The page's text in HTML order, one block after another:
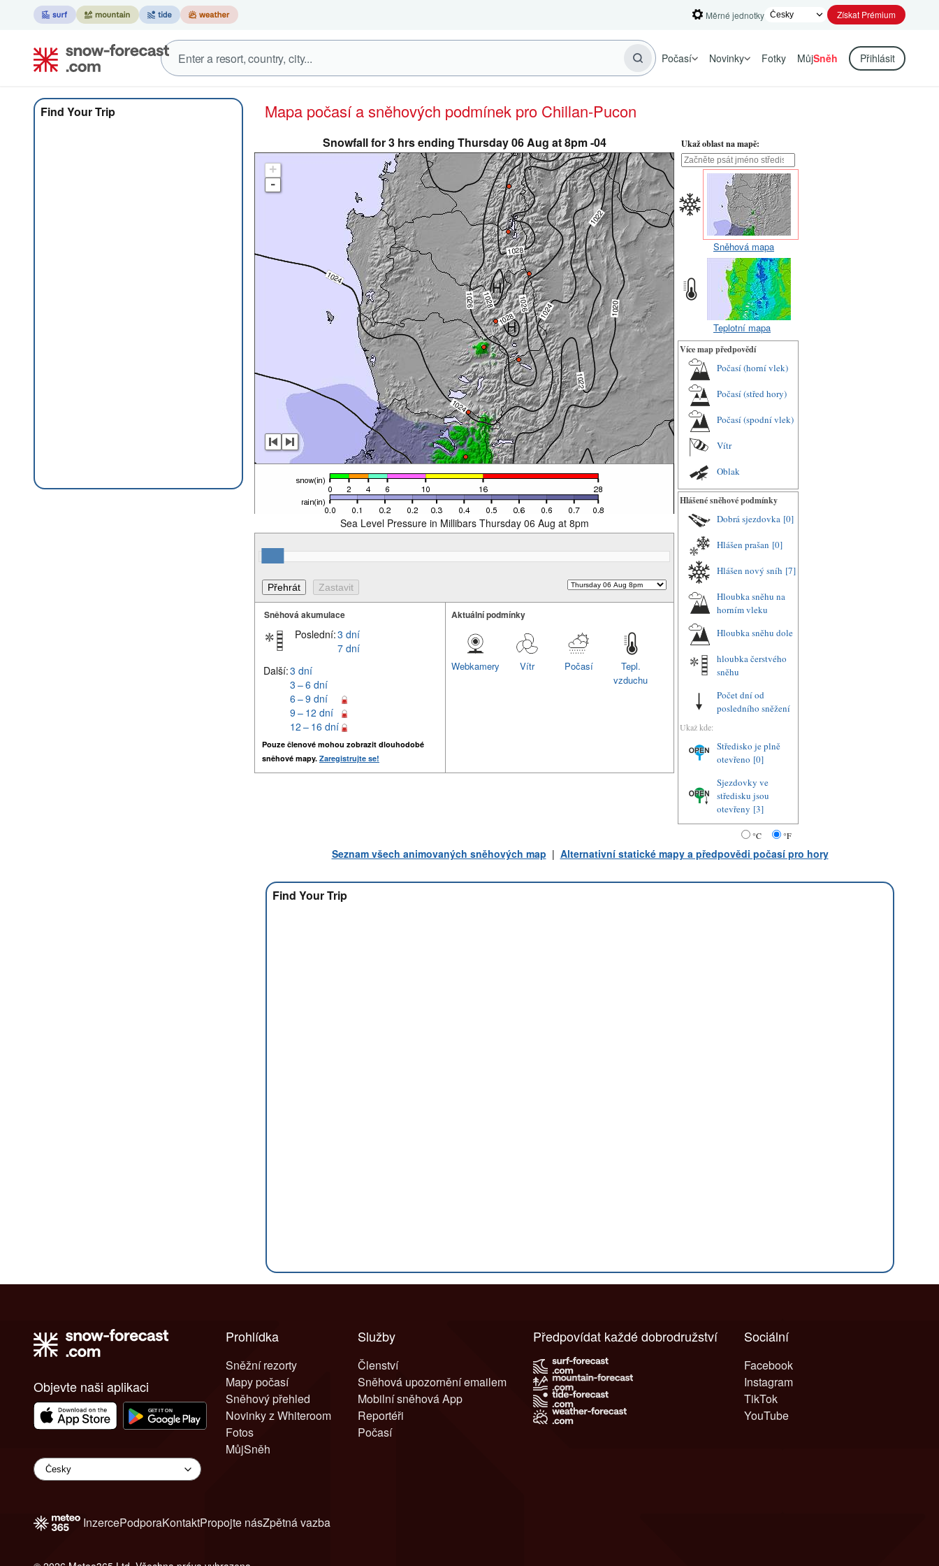
Měrné jednotky Získat Prémium
Počasí Novinky Fotky MůjSněh Přihlásit
Find Your Trip Mapa počasí a sněhových podmínek pro Chillan-Pucon
Snowfall for 3 hrs ending Thursday 06 Aug at 8pm -04
+
-
Sea Level Pressure in Millibars Thursday 06 Aug at 8pm
Sněhová akumulace
Poslední:3 dní
7 dní
Další:3 dní
3 – 6 dní
6 – 9 dní
9 – 12 dní
12 – 16 dní
Pouze členové mohou zobrazit dlouhodobé
sněhové mapy. Zaregistrujte se!
Aktuální podmínky
Tepl.
vzduchu
Počasí
Vítr
Webkamery
Ukaž oblast na mapě:
Sněhová mapa
Teplotní mapa
Více map předpovědí
Počasí (horní vlek)
Počasí (střed hory)
Počasí (spodní vlek)
Vítr
Oblak
Hlášené sněhové podmínky
Dobrá sjezdovka [0]
Hlášen prašan [0]
Hlášen nový sníh [7]
Hloubka sněhu na
horním vleku
Hloubka sněhu dole
hloubka čerstvého
sněhu
Počet dní od
posledního sněžení
Ukaž kde:
Středisko je plně
otevřeno [0]
Sjezdovky ve
středisku jsou
otevřeny [3]
°C °F
Seznam všech animovaných sněhových map | Alternativní statické mapy a předpovědi počasí pro hory
Find Your Trip
Objevte naši aplikaci
Prohlídka
Sněžní rezorty
Mapy počasí
Sněhový přehled
Novinky z Whiteroom
Fotos
MůjSněh
Služby
Členství
Sněhová upozornění emailem
Mobilní sněhová App
Reportéři
Počasí
Sociální
Facebook
Instagram
TikTok
YouTube
Předpovídat každé dobrodružství
InzercePodporaKontaktPropojte násZpětná vazba